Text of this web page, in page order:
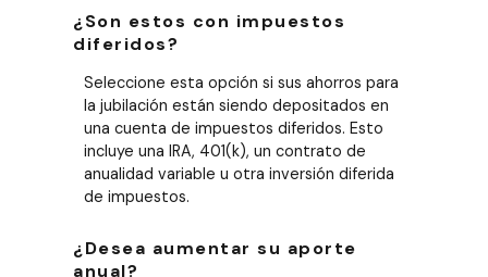
¿Son estos con impuestos
diferidos?
Seleccione esta opción si sus ahorros para
la jubilación están siendo depositados en
una cuenta de impuestos diferidos. Esto
incluye una IRA, 401(k), un contrato de
anualidad variable u otra inversión diferida
de impuestos.
¿Desea aumentar su aporte
anual?